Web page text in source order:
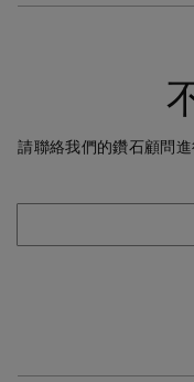
請聯絡我們的鑽石顧問
探探